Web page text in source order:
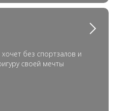
хочет без спортзалов и
своей мечты